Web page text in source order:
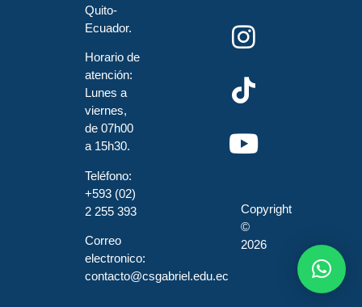
Quito-
Ecuador.
Horario de
atención:
Lunes a
viernes,
de 07h00
a 15h30.
Teléfono:
+593 (02)
2 255 393
Correo
electronico:
contacto@csgabriel.edu.ec
Copyright
©
2026